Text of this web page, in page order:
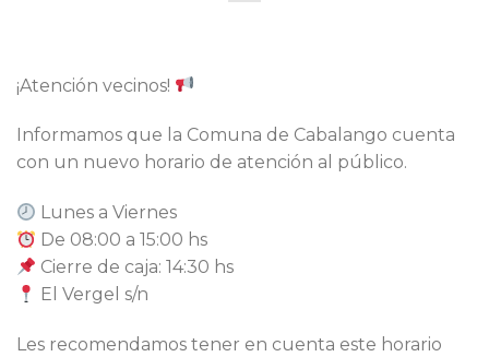
¡Atención vecinos!
Informamos que la Comuna de Cabalango cuenta
con un nuevo horario de atención al público.
Lunes a Viernes
De 08:00 a 15:00 hs
Cierre de caja: 14:30 hs
El Vergel s/n
Les recomendamos tener en cuenta este horario